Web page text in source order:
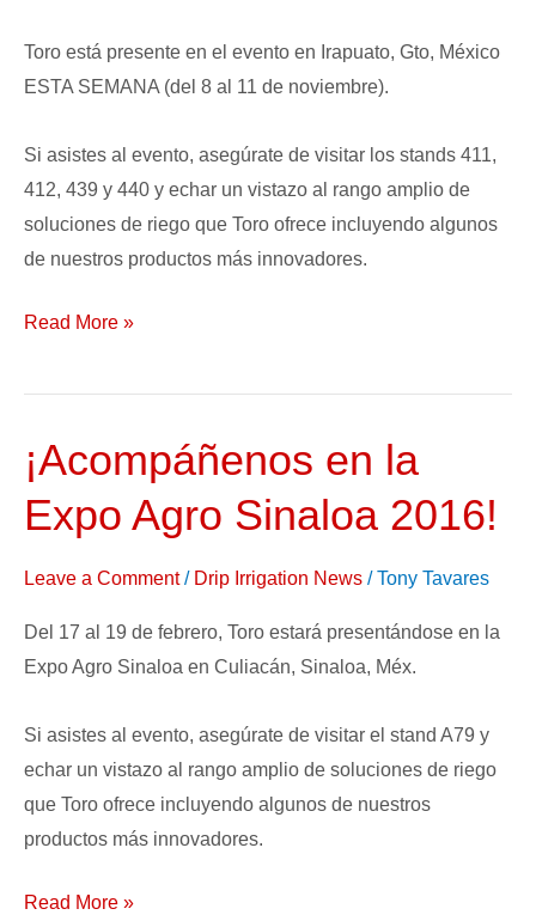
Toro está presente en el evento en Irapuato, Gto, México
ESTA SEMANA (del 8 al 11 de noviembre).
Si asistes al evento, asegúrate de visitar los stands 411,
412, 439 y 440 y echar un vistazo al rango amplio de
soluciones de riego que Toro ofrece incluyendo algunos
de nuestros productos más innovadores.
Read More »
¡Acompáñenos en la
Expo Agro Sinaloa 2016!
Leave a Comment / Drip Irrigation News /Tony Tavares
Del 17 al 19 de febrero, Toro estará presentándose en la
Expo Agro Sinaloa en Culiacán, Sinaloa, Méx.
Si asistes al evento, asegúrate de visitar el stand A79 y
echar un vistazo al rango amplio de soluciones de riego
que Toro ofrece incluyendo algunos de nuestros
productos más innovadores.
¡Acompáñenos
en
la
Agro
Sinaloa
2016!
Read More »